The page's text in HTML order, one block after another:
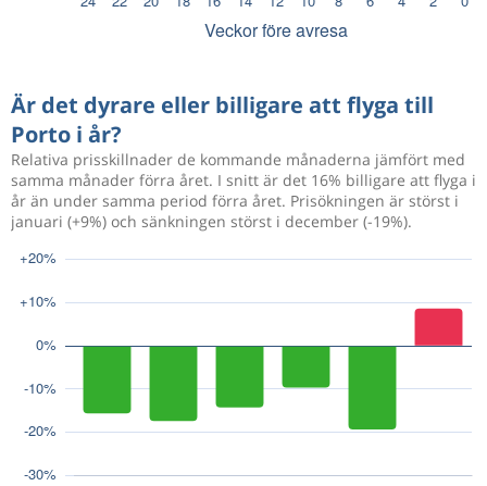
Är det dyrare eller billigare att flyga till
Porto i år?
Relativa prisskillnader de kommande månaderna jämfört med
samma månader förra året. I snitt är det 16% billigare att flyga i
år än under samma period förra året. Prisökningen är störst i
januari (+9%) och sänkningen störst i december (-19%).